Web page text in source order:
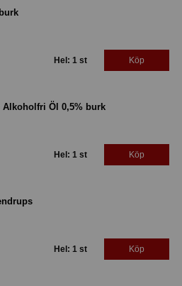
Hel: 1 st Köp
Alkoholfri Öl 0,5% burk
Hel: 1 st Köp
Hel: 1 st Köp